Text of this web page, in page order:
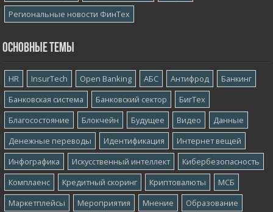
Региональные новости ФинТех
Основные темы
HR InsurTech Open Banking АБС Антифрод
Банкинг
Банковская система
Банковский сектор
БигТех
Благосостояние
Блокчейн Будущее Видео
Данные
Денежные переводы
Идентификация
Интернет вещей
Инфографика
Искусственный интеллект
Кибербезопасность
Комплаенс
Кредитный скоринг Криптовалюты
МСБ
Маркетплейсы
Мероприятия Мнение
Образование